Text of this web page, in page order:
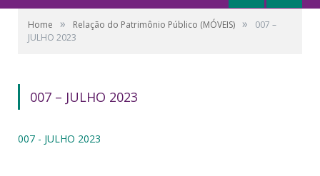
Home » Relação do Patrimônio Público (MÓVEIS) »
007 –
JULHO 2023
007 – JULHO 2023
007 - JULHO 2023